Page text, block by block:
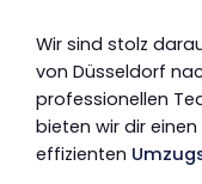
Wir sind stolz
von Düsseldorf
professionellen
bieten wir dir
effizienten